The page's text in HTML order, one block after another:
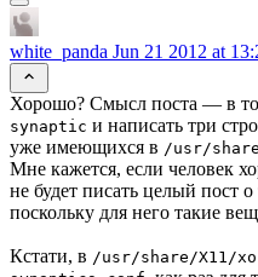
white_panda Jun 21 2012 at
Хорошо? Смысл поста — в
synaptic и написать три
уже имеющихся в /usr/
Мне кажется, если человек
не будет писать целый пост
поскольку для него такие
Кстати, в /usr/share/X11/